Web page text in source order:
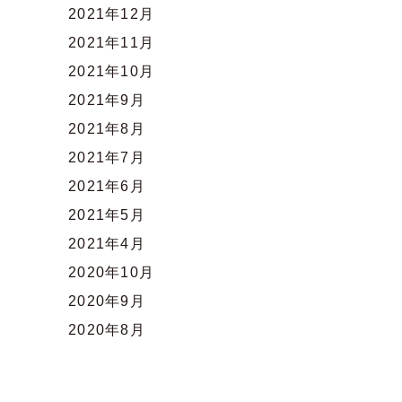
2021年12月
2021年11月
2021年10月
2021年9月
2021年8月
2021年7月
2021年6月
2021年5月
2021年4月
2020年10月
2020年9月
2020年8月